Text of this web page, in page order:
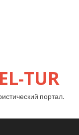
TUR
портал.